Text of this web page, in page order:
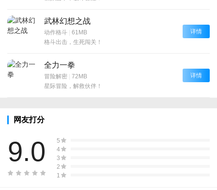
武林幻想之战
动作格斗 | 61MB
格斗出击，生死闯关！
详情
全力一拳
冒险解密 | 72MB
星际冒险，解救伙伴！
详情
网友打分
9.0
5
4
3
2
1